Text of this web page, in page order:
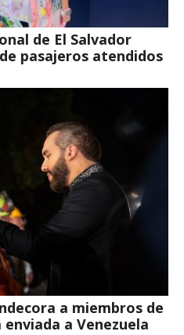
de El Salvador
pasajeros atendidos
a miembros de
a Venezuela